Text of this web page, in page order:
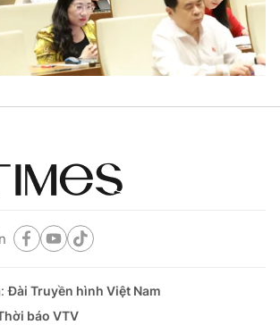
báo in và báo điện tử số 483/GP-BTTTT
Thanh Thủy
VTV:
Đài Truyền hình Việt Nam
báo VTV